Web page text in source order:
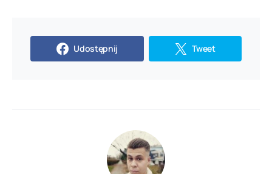
Udostępnij Tweet